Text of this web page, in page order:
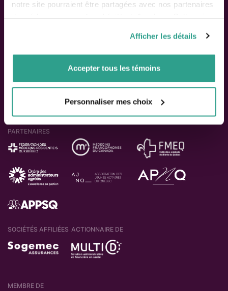
notre site pourraient être partagées avec nos partenaires
vous leur auriez fournies ou qu’ils auraient collectées lors
de votre utilisation de leurs services.
Afficher les détails
Accepter tous les témoins
Personnaliser mes choix
PARTENAIRES
SOCIÉTÉS AFFILIÉES ACTIONNAIRE DE
MEMBRE DE